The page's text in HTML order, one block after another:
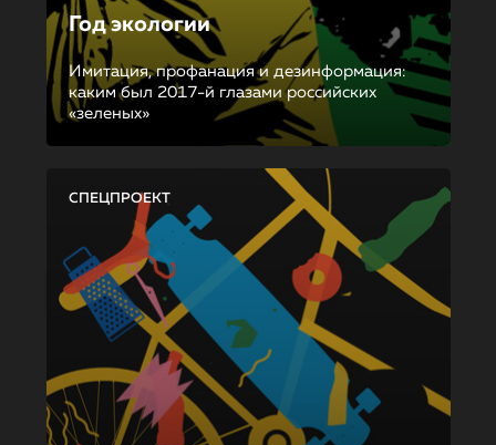
Год экологии
Имитация, профанация и дезинформация:
каким был 2017-й глазами российских
«зеленых»
СПЕЦПРОЕКТ